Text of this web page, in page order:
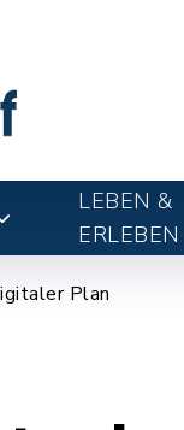
LEBEN &
ERLEBEN
Plan